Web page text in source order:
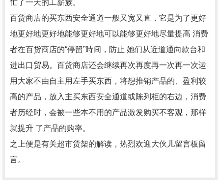
忙了一天的工薪族。
百货商店的买东西安全通道一般又宽又直，它是为了更好
地更好地更好地能够更好地可以能够更好地尽量提高 消费
者在百货商店的“停留”時间，防止 她们从近道通向款台和
进出口贸易。百货商店还会继续再次再度再一次再一次运
用大家不由自主用左手买东西，将想推销产品的、盈利较
高的产品，放入主买东西安全通道或陈列柜的右边，消费
者历经时，会被一些本不用的产品激发购买不客观，那样
就提升 了产品的购率。
之上便是有关超市货架的解读，热烈欢迎大伙儿留言板留
言。